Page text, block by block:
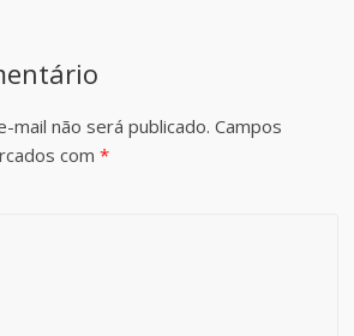
mail não será publicado. Campos
com*